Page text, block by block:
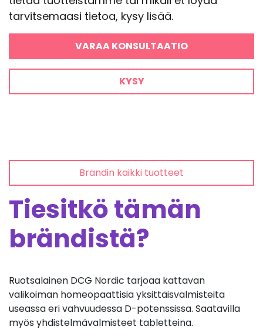
tarvitsemaasi tietoa, kysy lisää.
VARAA KONSULTAATIO
KYSY
Brändin kaikki tuotteet
Tiesitkö tämän
brändistä?
Ruotsalainen DCG Nordic tarjoaa kattavan
valikoiman homeopaattisia yksittäisvalmisteita
useassa eri vahvuudessa D-potenssissa. Saatavilla
myös yhdistelmävalmisteet tabletteina.